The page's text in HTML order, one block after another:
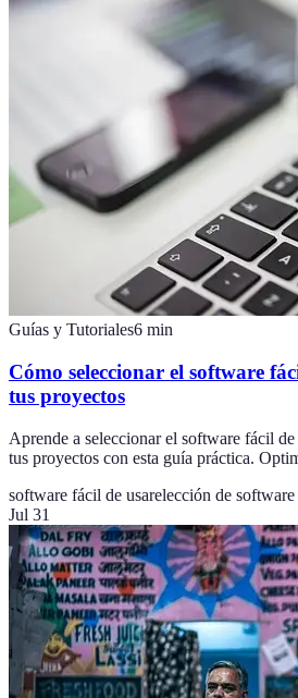
Guías y Tutoriales6 min
Cómo seleccionar el software
tus proyectos
Aprende a seleccionar el software fácil de
tus proyectos con esta guía práctica.
software fácil de usarelección de software
Jul 31